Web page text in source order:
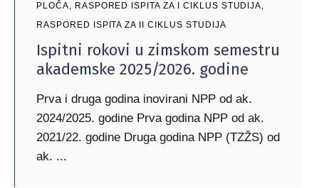
PLOČA, RASPORED ISPITA ZA I CIKLUS STUDIJA,
RASPORED ISPITA ZA II CIKLUS STUDIJA
Ispitni rokovi u zimskom semestru
akademske 2025/2026. godine
Prva i druga godina inovirani NPP od ak.
2024/2025. godine Prva godina NPP od ak.
2021/22. godine Druga godina NPP (TZŽS) od
ak.